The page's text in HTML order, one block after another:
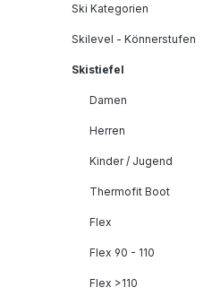
Ski Kategorien
Skilevel - Könnerstufen
Skistiefel
Damen
Herren
Kinder / Jugend
Thermofit Boot
Flex
Flex 90 - 110
Flex >110